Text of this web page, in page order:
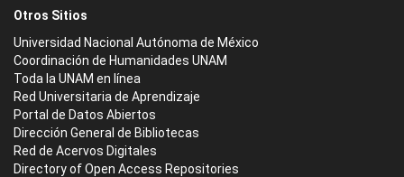
Otros Sitios
Universidad Nacional Autónoma de México
Coordinación de Humanidades UNAM
Toda la UNAM en línea
Red Universitaria de Aprendizaje
Portal de Datos Abiertos
Dirección General de Bibliotecas
Red de Acervos Digitales
Directory of Open Access Repositories